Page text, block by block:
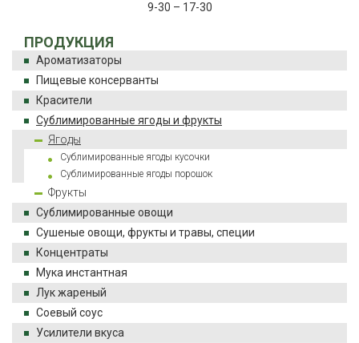
ПРОДУКЦИЯ
Ароматизаторы
Пищевые консерванты
Красители
Сублимированные ягоды и фрукты
Ягоды
Сублимированные ягоды кусочки
Сублимированные ягоды порошок
Фрукты
Сублимированные овощи
Сушеные овощи, фрукты и травы, специи
Концентраты
Мука инстантная
Лук жареный
Соевый соус
Усилители вкуса
9-30 – 17-30